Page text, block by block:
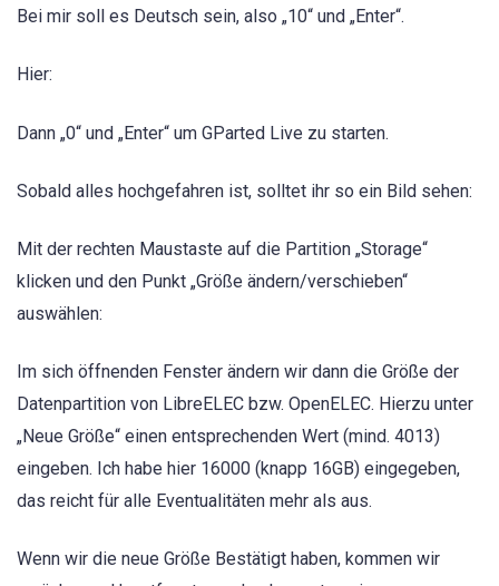
Bei mir soll es Deutsch sein, also „10“ und „Enter“.
Hier:
Dann „0“ und „Enter“ um GParted Live zu starten.
Sobald alles hochgefahren ist, solltet ihr so ein Bild sehen:
Mit der rechten Maustaste auf die Partition „Storage“
klicken und den Punkt „Größe ändern/verschieben“
auswählen:
Im sich öffnenden Fenster ändern wir dann die Größe der
Datenpartition von LibreELEC bzw. OpenELEC. Hierzu unter
„Neue Größe“ einen entsprechenden Wert (mind. 4013)
eingeben. Ich habe hier 16000 (knapp 16GB) eingegeben,
das reicht für alle Eventualitäten mehr als aus.
Wenn wir die neue Größe Bestätigt haben, kommen wir